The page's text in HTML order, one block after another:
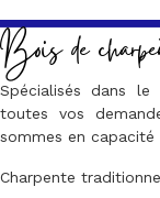
Bois de
Spécialisés dans
toutes vos
sommes en capacité
Charpente